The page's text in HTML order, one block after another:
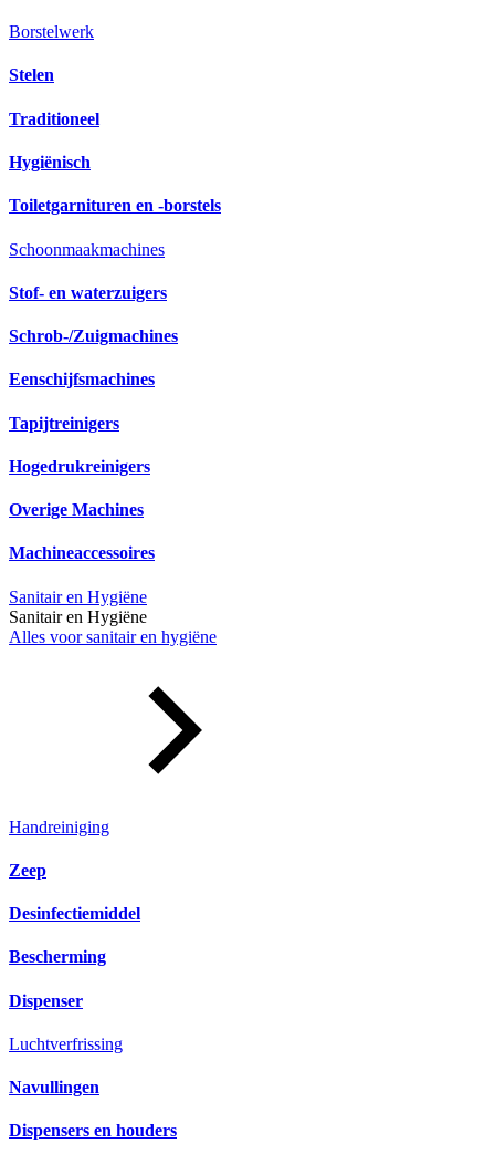
Borstelwerk
Stelen
Traditioneel
Hygiënisch
Toiletgarnituren en -borstels
Schoonmaakmachines
Stof- en waterzuigers
Schrob-/Zuigmachines
Eenschijfsmachines
Tapijtreinigers
Hogedrukreinigers
Overige Machines
Machineaccessoires
Sanitair en Hygiëne
Sanitair en Hygiëne
Alles voor sanitair en hygiëne
Handreiniging
Zeep
Desinfectiemiddel
Bescherming
Dispenser
Luchtverfrissing
Navullingen
Dispensers en houders